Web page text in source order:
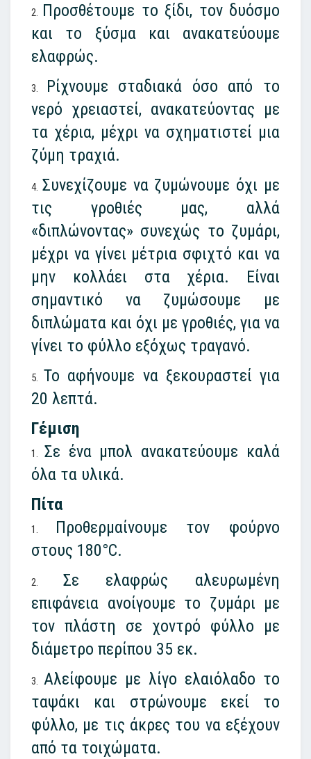
Προσθέτουμε το ξίδι, τον δυόσμο
και το ξύσμα και ανακατεύουμε
ελαφρώς.
Ρίχνουμε σταδιακά όσο από το
νερό χρειαστεί, ανακατεύοντας με
τα χέρια, μέχρι να σχηματιστεί μια
ζύμη τραχιά.
Συνεχίζουμε να ζυμώνουμε όχι με
τις γροθιές μας, αλλά
«διπλώνοντας» συνεχώς το ζυμάρι,
μέχρι να γίνει μέτρια σφιχτό και να
μην κολλάει στα χέρια. Είναι
σημαντικό να ζυμώσουμε με
διπλώματα και όχι με γροθιές, για να
γίνει το φύλλο εξόχως τραγανό.
Το αφήνουμε να ξεκουραστεί για
20 λεπτά.
Γέμιση
Σε ένα μπολ ανακατεύουμε καλά
όλα τα υλικά.
Πίτα
Προθερμαίνουμε τον φούρνο
στους 180°C.
Σε ελαφρώς αλευρωμένη
επιφάνεια ανοίγουμε το ζυμάρι με
τον πλάστη σε χοντρό φύλλο με
διάμετρο περίπου 35 εκ.
Αλείφουμε με λίγο ελαιόλαδο το
ταψάκι και στρώνουμε εκεί το
φύλλο, με τις άκρες του να εξέχουν
από τα τοιχώματα.